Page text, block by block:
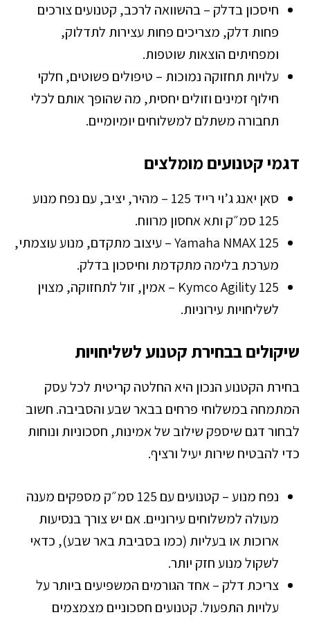
חיסכון בדלק – בהשוואה לרכב, קטנועים צורכים
פחות דלק, מצריכים פחות עצירות לתדלוק,
ומפחיתים הוצאות שוטפות.
עלויות תחזוקה נמוכות – טיפולים פשוטים, חלקי
חילוף זמינים וזולים יחסית, מה שהופך אותם לכלי
תחבורה משתלם למשלוחים יומיומיים.
דגמי קטנועים מומלצים
סאן יאנג ג’וי רייד 125 – מהיר, יציב, עם נפח מנוע
125 סמ״ק ותא אחסון מרווח.
Yamaha NMAX 125 – עיצוב מתקדם, מנוע עוצמתי,
מערכת בלימה מתקדמת וחיסכון בדלק.
Kymco Agility 125 – אמין, זול לתחזוקה, מצוין
לשליחויות עירוניות.
שיקולים בבחירת קטנוע לשליחויות
בחירת הקטנוע הנכון היא החלטה קריטית לכל עסק
המתמחה במשלוחי פרחים בבאר שבע והסביבה. חשוב
לבחור דגם שיספק שילוב של אמינות, חסכוניות ונוחות
כדי להבטיח שירות יעיל ורציף.
נפח מנוע – קטנועים עם 125 סמ״ק מספקים מענה
מעולה למשלוחים עירוניים. אם יש צורך בנסיעות
ארוכות או בעליות (כמו בסביבת באר שבע), כדאי
לשקול מנוע חזק יותר.
צריכת דלק – אחד הגורמים המשפיעים ביותר על
עלויות התפעול. קטנועים חסכוניים מצמצמים